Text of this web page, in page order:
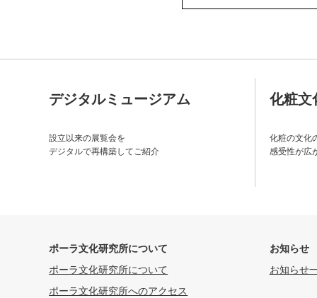
デジタルミュージアム
設立以来の展覧会を
デジタルで再構築してご紹介
化粧文
化粧の文化
感受性が広
ポーラ文化研究所について
ポーラ文化研究所について
ポーラ文化研究所へのアクセス
お知らせ
お知らせ